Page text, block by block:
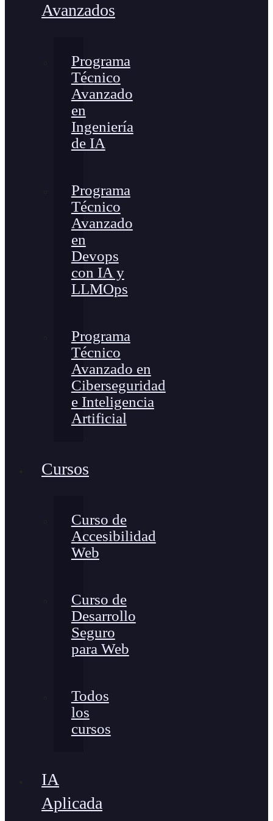
Avanzados
Programa
Técnico
Avanzado
en
Ingeniería
de IA
Programa
Técnico
Avanzado
en
Devops
con IA y
LLMOps
Programa
Técnico
Avanzado en
Ciberseguridad
e Inteligencia
Artificial
Cursos
Curso de
Accesibilidad
Web
Curso de
Desarrollo
Seguro
para Web
Todos
los
cursos
IA
Aplicada